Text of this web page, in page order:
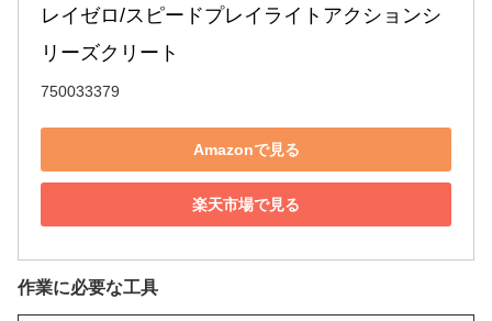
レイゼロ/スピードプレイライトアクションシ
リーズクリート
750033379
Amazonで見る
楽天市場で見る
作業に必要な工具